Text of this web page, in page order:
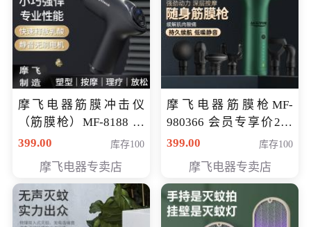
摩飞电器筋膜冲击仪
（筋膜枪）MF-8188 会
员专享价268元
399.00 库存100
摩飞电器专卖店
摩飞电器筋膜枪MF-
980366 会员专享价299
元
399.00 库存100
摩飞电器专卖店